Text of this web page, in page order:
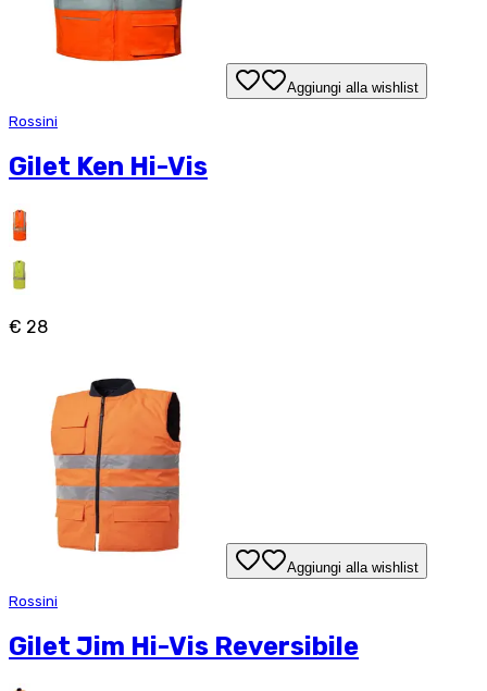
Aggiungi alla wishlist
Rossini
Gilet Ken Hi-Vis
€ 28
Aggiungi alla wishlist
Rossini
Gilet Jim Hi-Vis Reversibile